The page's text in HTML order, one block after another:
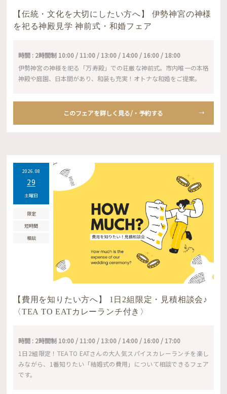
【伝統・文化を大切にしたい方へ】 伊勢神宮の神様
を祀る神殿見学 神前式・和婚フェア
時間 : 2時間制 10:00 / 11:00 / 13:00 / 14:00 / 16:00 / 18:00
伊勢神宮の神様を祀る「万寿殿」での荘厳な神前式。市内唯一の本格
神殿や庭園、日本間があり、和装も充実！オトナな和婚をご提案。
このフェアを詳しく見る/・予約する
2026.08
29
土曜日
限定
短時間
相談
【費用を知りたい方へ】 1日2組限定・見積相談会♪
〈TEA TO EATカレーランチ付き〉
時間 : 2時間制 10:00 / 11:00 / 13:00 / 14:00 / 16:00 / 17:00
1日2組限定！TEA TO EATさんの大人気スパイスカレーランチを楽し
みながら、1番知りたい「結婚式の費用」について相談できるフェア
です。